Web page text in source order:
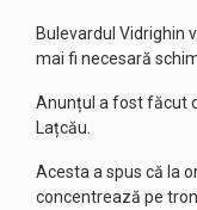
Bulevardul Vidrighin
mai fi necesară
Anunțul a fost făcut
Lațcău.
Acesta a spus că la
concentrează pe